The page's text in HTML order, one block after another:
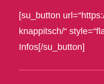
[su_button
knappitsch/“
Infos[/su_button]